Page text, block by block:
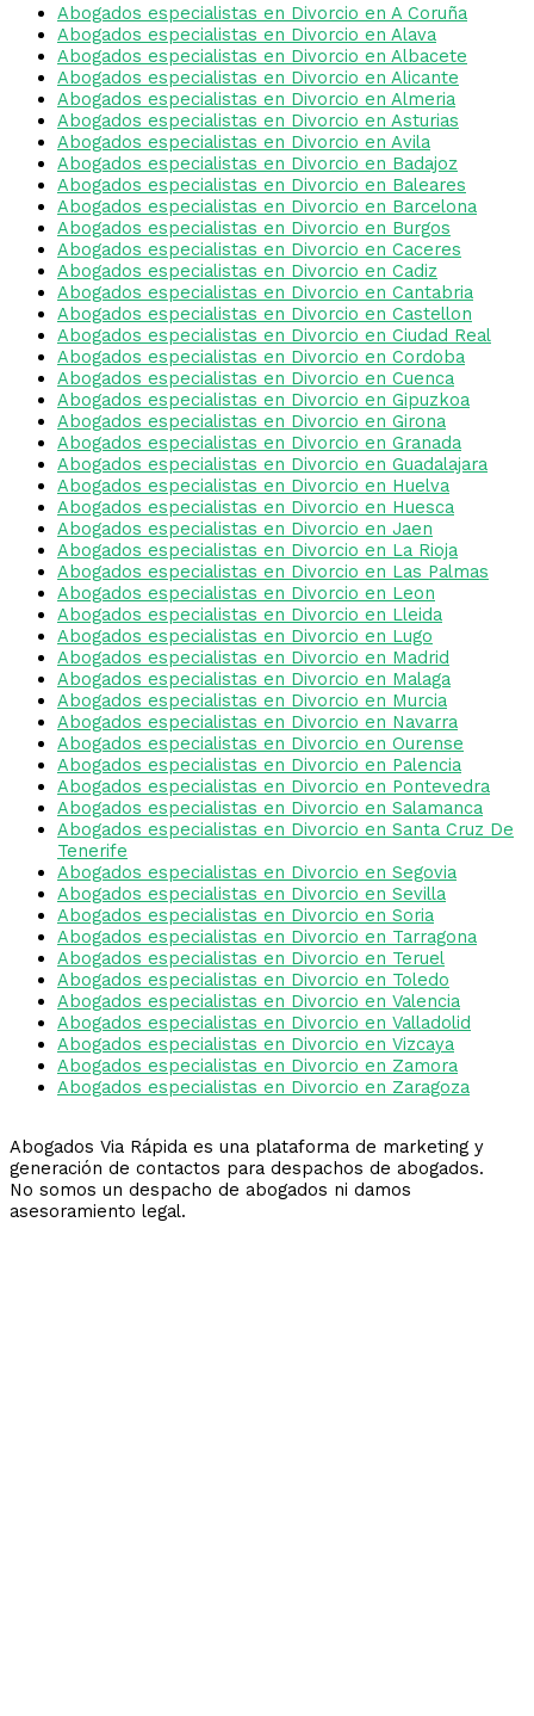
Abogados especialistas en Divorcio en A Coruña
Abogados especialistas en Divorcio en Alava
Abogados especialistas en Divorcio en Albacete
Abogados especialistas en Divorcio en Alicante
Abogados especialistas en Divorcio en Almeria
Abogados especialistas en Divorcio en Asturias
Abogados especialistas en Divorcio en Avila
Abogados especialistas en Divorcio en Badajoz
Abogados especialistas en Divorcio en Baleares
Abogados especialistas en Divorcio en Barcelona
Abogados especialistas en Divorcio en Burgos
Abogados especialistas en Divorcio en Caceres
Abogados especialistas en Divorcio en Cadiz
Abogados especialistas en Divorcio en Cantabria
Abogados especialistas en Divorcio en Castellon
Abogados especialistas en Divorcio en Ciudad Real
Abogados especialistas en Divorcio en Cordoba
Abogados especialistas en Divorcio en Cuenca
Abogados especialistas en Divorcio en Gipuzkoa
Abogados especialistas en Divorcio en Girona
Abogados especialistas en Divorcio en Granada
Abogados especialistas en Divorcio en Guadalajara
Abogados especialistas en Divorcio en Huelva
Abogados especialistas en Divorcio en Huesca
Abogados especialistas en Divorcio en Jaen
Abogados especialistas en Divorcio en La Rioja
Abogados especialistas en Divorcio en Las Palmas
Abogados especialistas en Divorcio en Leon
Abogados especialistas en Divorcio en Lleida
Abogados especialistas en Divorcio en Lugo
Abogados especialistas en Divorcio en Madrid
Abogados especialistas en Divorcio en Malaga
Abogados especialistas en Divorcio en Murcia
Abogados especialistas en Divorcio en Navarra
Abogados especialistas en Divorcio en Ourense
Abogados especialistas en Divorcio en Palencia
Abogados especialistas en Divorcio en Pontevedra
Abogados especialistas en Divorcio en Salamanca
Abogados especialistas en Divorcio en Santa Cruz De
Tenerife
Abogados especialistas en Divorcio en Segovia
Abogados especialistas en Divorcio en Sevilla
Abogados especialistas en Divorcio en Soria
Abogados especialistas en Divorcio en Tarragona
Abogados especialistas en Divorcio en Teruel
Abogados especialistas en Divorcio en Toledo
Abogados especialistas en Divorcio en Valencia
Abogados especialistas en Divorcio en Valladolid
Abogados especialistas en Divorcio en Vizcaya
Abogados especialistas en Divorcio en Zamora
Abogados especialistas en Divorcio en Zaragoza
Abogados Via Rápida es una plataforma de marketing y
generación de contactos para despachos de abogados.
No somos un despacho de abogados ni damos
asesoramiento legal.